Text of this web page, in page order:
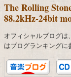
The Rolling
88.2kHz-24bit
オフィシャルブログは、
はブログランキングに